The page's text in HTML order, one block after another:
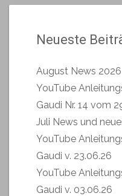
Neueste
August News 2026
YouTube
Gaudi Nr. 14 vom
Juli News und
YouTube
Gaudi v. 23.06.26
YouTube
Gaudi v. 03.06.26